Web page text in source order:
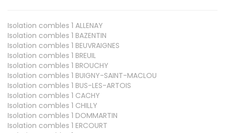
Isolation combles 1 ALLENAY
Isolation combles 1 BAZENTIN
Isolation combles 1 BEUVRAIGNES
Isolation combles 1 BREUIL
Isolation combles 1 BROUCHY
Isolation combles 1 BUIGNY-SAINT-MACLOU
Isolation combles 1 BUS-LES-ARTOIS
Isolation combles 1 CACHY
Isolation combles 1 CHILLY
Isolation combles 1 DOMMARTIN
Isolation combles 1 ERCOURT